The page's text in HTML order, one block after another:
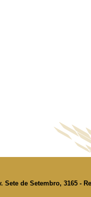
Sete de Setembro, 3165 -